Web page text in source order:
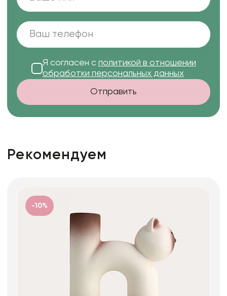
Я согласен с политикой в отношении
обработки персональных данных
Отправить
Рекомендуем
-10%